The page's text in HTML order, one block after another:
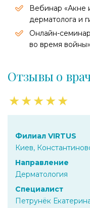
Вебинар «Акне
дерматолога и
Онлайн-
во время войны»
Отзывы о
★★★★★
Филиал VIRTUS
Киев,
Направление
Дерматология
Специалист
Петрунёк